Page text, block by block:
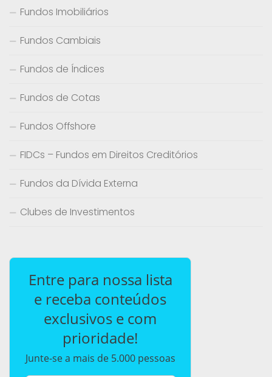
Fundos Imobiliários
Fundos Cambiais
Fundos de Índices
Fundos de Cotas
Fundos Offshore
FIDCs – Fundos em Direitos Creditórios
Fundos da Dívida Externa
Clubes de Investimentos
Entre para nossa lista
e receba conteúdos
exclusivos e com
prioridade!
Junte-se a mais de 5.000 pessoas